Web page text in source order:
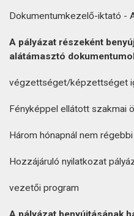
Dokumentumkezelő-iktató -
A pályázat részeként
alátámasztó
végzettséget/képzettséget
Fényképpel ellátott szakmai
Három hónapnál nem
Hozzájáruló nyilatkozat
vezetői program